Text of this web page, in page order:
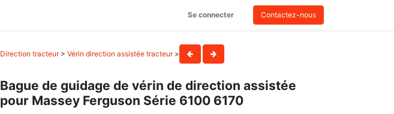
Se connecter Contactez-nous
Direction tracteur> Vérin direction assistée tracteur>
Bague de guidage de vérin de direction assistée
pour Massey Ferguson Série 6100 6170